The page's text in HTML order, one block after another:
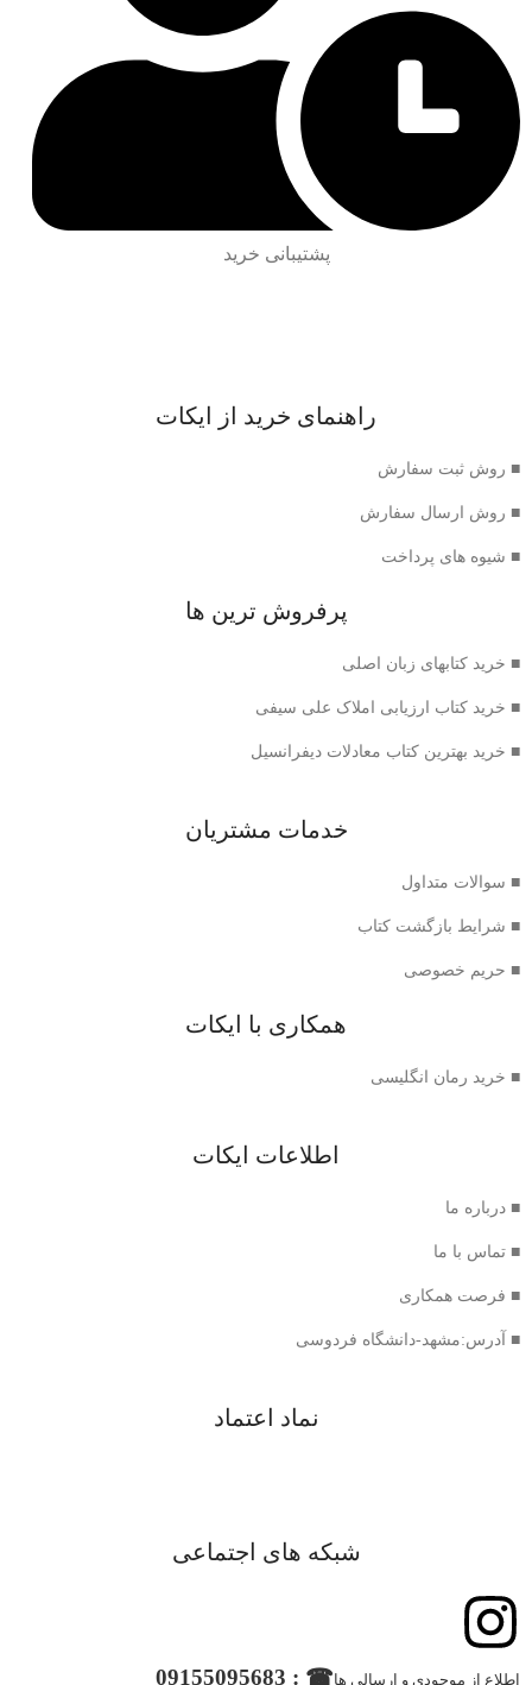
پشتیبانی خرید
راهنمای خرید از ایکات
■ روش ثبت سفارش
■ روش ارسال سفارش
■ شیوه های پرداخت
پرفروش ترین ها
■ خرید کتابهای زبان اصلی
■ خرید کتاب ارزیابی املاک علی سیفی
■ خرید بهترین کتاب معادلات دیفرانسیل
خدمات مشتریان
■ سوالات متداول
■ شرایط بازگشت کتاب
■ حریم خصوصی
همکاری با ایکات
■ خرید رمان انگلیسی
اطلاعات ایکات
■ درباره ما
■ تماس با ما
■ فرصت همکاری
■ آدرس:مشهد-دانشگاه فردوسی
نماد اعتماد
شبکه های اجتماعی
اطلاع از موجودی و ارسالی ها☎ : 09155095683